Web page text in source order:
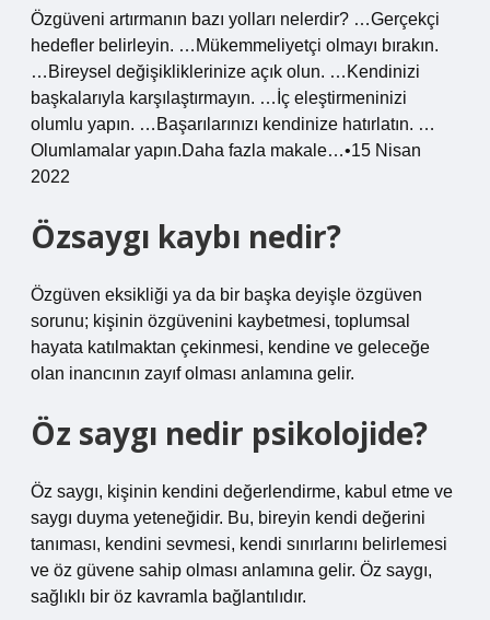
Özgüveni artırmanın bazı yolları nelerdir? …Gerçekçi
hedefler belirleyin. …Mükemmeliyetçi olmayı bırakın.
…Bireysel değişikliklerinize açık olun. …Kendinizi
başkalarıyla karşılaştırmayın. …İç eleştirmeninizi
olumlu yapın. …Başarılarınızı kendinize hatırlatın. …
Olumlamalar yapın.Daha fazla makale…•15 Nisan
2022
Özsaygı kaybı nedir?
Özgüven eksikliği ya da bir başka deyişle özgüven
sorunu; kişinin özgüvenini kaybetmesi, toplumsal
hayata katılmaktan çekinmesi, kendine ve geleceğe
olan inancının zayıf olması anlamına gelir.
Öz saygı nedir psikolojide?
Öz saygı, kişinin kendini değerlendirme, kabul etme ve
saygı duyma yeteneğidir. Bu, bireyin kendi değerini
tanıması, kendini sevmesi, kendi sınırlarını belirlemesi
ve öz güvene sahip olması anlamına gelir. Öz saygı,
sağlıklı bir öz kavramla bağlantılıdır.